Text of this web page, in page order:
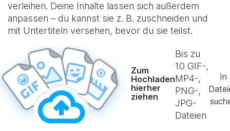
verleihen. Deine Inhalte lassen sich außerdem
anpassen – du kannst sie z. B. zuschneiden und
mit Untertiteln versehen, bevor du sie teilst.
Zum
Hochladen
hierher
ziehen
Bis zu
10 GIF-,
MP4-,
PNG-,
JPG-
Dateien
In